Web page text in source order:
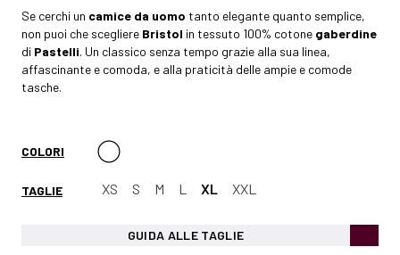
Se cerchi un camice da uomo tanto elegante quanto semplice,
non puoi che scegliere Bristol in tessuto 100% cotone gaberdine
di Pastelli. Un classico senza tempo grazie alla sua linea,
affascinante e comoda, e alla praticità delle ampie e comode
tasche.
COLORI
TAGLIE XS S M L XL XXL
GUIDA ALLE TAGLIE